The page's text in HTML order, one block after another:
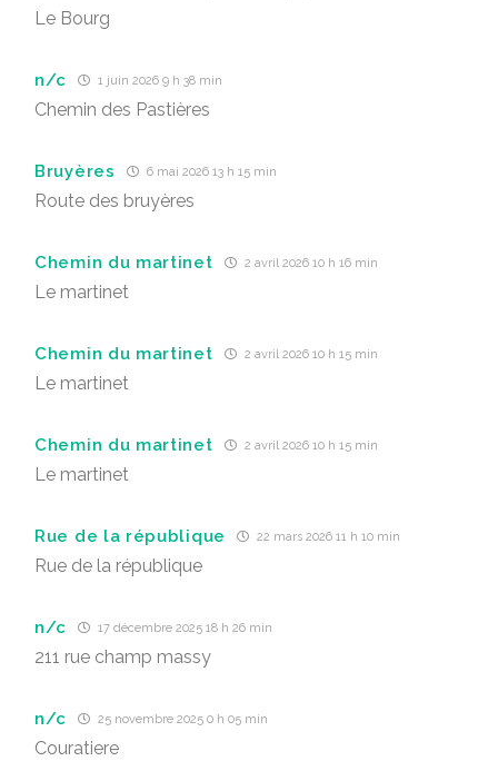
Le Bourg
n/c 1 juin 2026 9 h 38 min
Chemin des Pastières
Bruyères 6 mai 2026 13 h 15 min
Route des bruyères
Chemin du martinet 2 avril 2026 10 h 16 min
Le martinet
Chemin du martinet 2 avril 2026 10 h 15 min
Le martinet
Chemin du martinet 2 avril 2026 10 h 15 min
Le martinet
Rue de la république 22 mars 2026 11 h 10 min
Rue de la république
n/c 17 décembre 2025 18 h 26 min
211 rue champ massy
n/c 25 novembre 2025 0 h 05 min
Couratiere